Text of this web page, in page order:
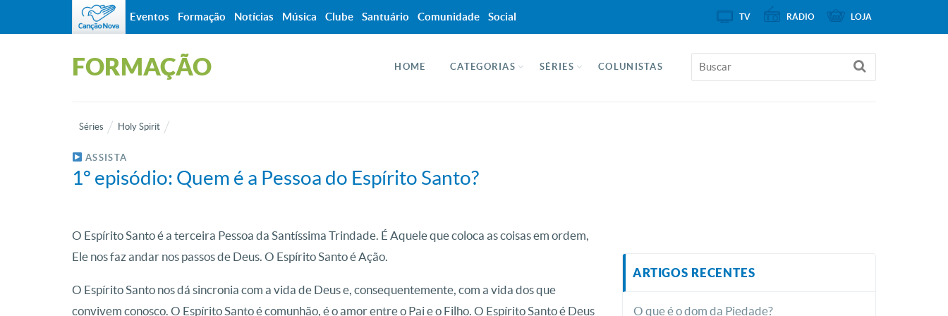
FORMAÇÃO HOME CATEGORIAS SÉRIES COLUNISTAS
Séries Holy Spirit
ASSISTA
1º episódio: Quem é a Pessoa do Espírito Santo?
O Espírito Santo é a terceira Pessoa da Santíssima Trindade. É Aquele que coloca as coisas em ordem,
Ele nos faz andar nos passos de Deus. O Espírito Santo é Ação.
O Espírito Santo nos dá sincronia com a vida de Deus e, consequentemente, com a vida dos que
convivem conosco. O Espírito Santo é comunhão, é o amor entre o Pai e o Filho. O Espírito Santo é Deus
ARTIGOS RECENTES
O que é o dom da Piedade?
Eventos Formação Notícias Música Clube Santuário Comunidade Social TV RÁDIO LOJA